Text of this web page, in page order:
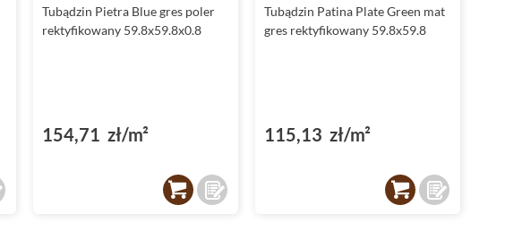
Tubądzin Pietra Blue gres poler
rektyfikowany 59.8x59.8x0.8
154,71 zł/m²
Tubądzin Patina Plate Green mat
gres rektyfikowany 59.8x59.8
115,13 zł/m²